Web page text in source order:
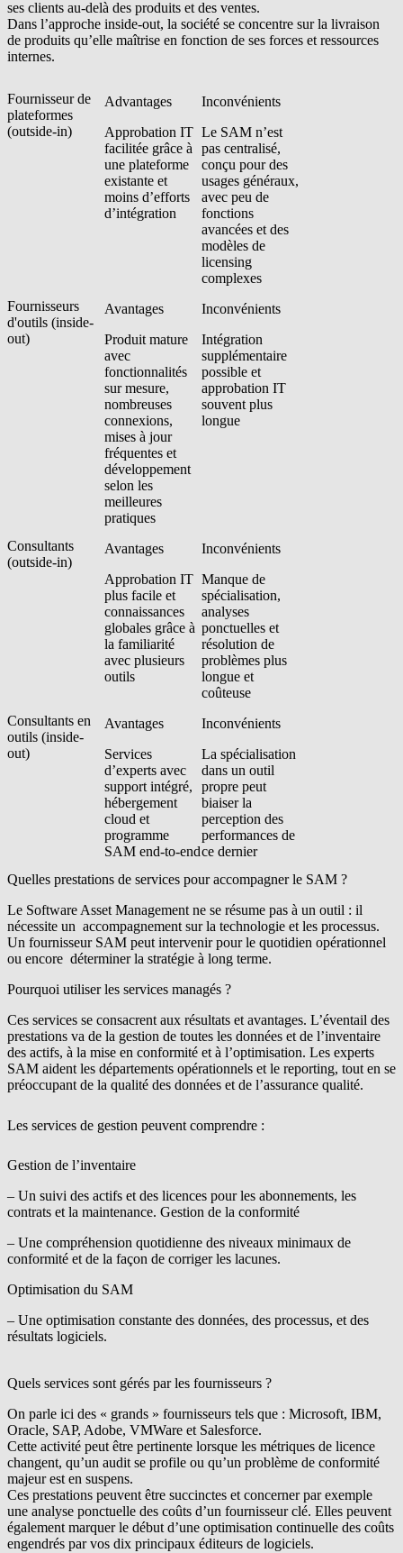
ses clients au-delà des produits et des ventes.
Dans l’approche inside-out, la société se concentre sur la livraison
de produits qu’elle maîtrise en fonction de ses forces et ressources
internes.
Fournisseur de
plateformes
(outside-in)
Advantages
Approbation IT
facilitée grâce à
une plateforme
existante et
moins d’efforts
d’intégration
Inconvénients
Le SAM n’est
pas centralisé,
conçu pour des
usages généraux,
avec peu de
fonctions
avancées et des
modèles de
licensing
complexes
Fournisseurs
d'outils (inside-
out)
Avantages
Produit mature
avec
fonctionnalités
sur mesure,
nombreuses
connexions,
mises à jour
fréquentes et
développement
selon les
meilleures
pratiques
Inconvénients
Intégration
supplémentaire
possible et
approbation IT
souvent plus
longue
Consultants
(outside-in)
Avantages
Approbation IT
plus facile et
connaissances
globales grâce à
la familiarité
avec plusieurs
outils
Inconvénients
Manque de
spécialisation,
analyses
ponctuelles et
résolution de
problèmes plus
longue et
coûteuse
Consultants en
outils (inside-
out)
Avantages
Services
d’experts avec
support intégré,
hébergement
cloud et
programme
SAM end-to-end
Inconvénients
La spécialisation
dans un outil
propre peut
biaiser la
perception des
performances de
ce dernier
Quelles prestations de services pour accompagner le SAM ?
Le Software Asset Management ne se résume pas à un outil : il
nécessite un accompagnement sur la technologie et les processus.
Un fournisseur SAM peut intervenir pour le quotidien opérationnel
ou encore déterminer la stratégie à long terme.
Pourquoi utiliser les services managés ?
Ces services se consacrent aux résultats et avantages. L’éventail des
prestations va de la gestion de toutes les données et de l’inventaire
des actifs, à la mise en conformité et à l’optimisation. Les experts
SAM aident les départements opérationnels et le reporting, tout en se
préoccupant de la qualité des données et de l’assurance qualité.
Les services de gestion peuvent comprendre :
Gestion de l’inventaire
– Un suivi des actifs et des licences pour les abonnements, les
contrats et la maintenance. Gestion de la conformité
– Une compréhension quotidienne des niveaux minimaux de
conformité et de la façon de corriger les lacunes.
Optimisation du SAM
– Une optimisation constante des données, des processus, et des
résultats logiciels.
Quels services sont gérés par les fournisseurs ?
On parle ici des « grands » fournisseurs tels que : Microsoft, IBM,
Oracle, SAP, Adobe, VMWare et Salesforce.
Cette activité peut être pertinente lorsque les métriques de ­licence
changent, qu’un audit se profile ou qu’un problème de conformité
majeur est en suspens.
Ces prestations peuvent être succinctes et concerner par exemple
une analyse ponctuelle des coûts d’un fournisseur clé. Elles peuvent
également marquer le début d’une optimisation continuelle des coûts
engendrés par vos dix principaux éditeurs de logiciels.